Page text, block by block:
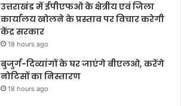
उत्तराखंड में ईपीएफओ के क्षेत्रीय एवं जिला
कार्यालय खोलने के प्रस्ताव पर विचार करेगी
केंद्र सरकार
18 hours ago
बुजुर्ग-दिव्यांगों के घर जाएंगे बीएलओ, करेंगे
नोटिसों का निस्तारण
18 hours ago